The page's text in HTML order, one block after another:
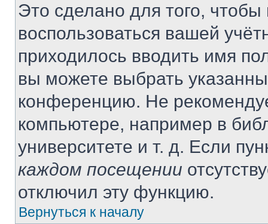
Это сделано для того, чтобы
воспользоваться вашей
приходилось вводить имя
вы можете выбрать
конференцию. Не
компьютере, например в
университете и т. д. Если
каждом посещении
отключил эту функцию.
Вернуться к началу